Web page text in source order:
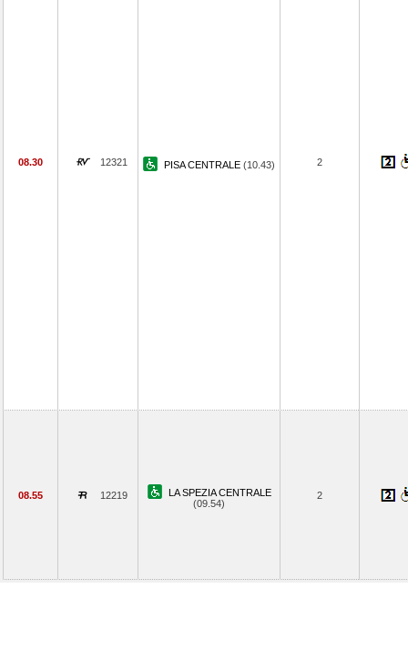
08.30 12321 PISA CENTRALE (10.43) 2
08.55 12219
LA SPEZIA CENTRALE
(09.54)
2